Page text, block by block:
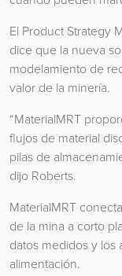
El Product Strategy
dice que la nueva
modelamiento de
valor de la minería.
“MaterialMRT
flujos de material
pilas de
dijo Roberts.
MaterialMRT
de la mina a corto
datos medidos y los
alimentación.